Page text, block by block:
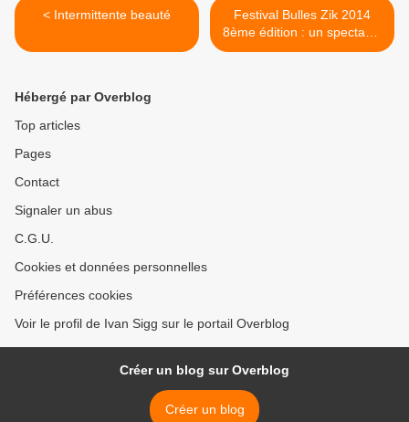
< Intermittente beauté
Festival Bulles Zik 2014
8ème édition : un spectacle
d'Eliott Sigg et Ivan Sigg >
Hébergé par Overblog
Top articles
Pages
Contact
Signaler un abus
C.G.U.
Cookies et données personnelles
Préférences cookies
Voir le profil de Ivan Sigg sur le portail Overblog
Créer un blog sur Overblog
Créer un blog